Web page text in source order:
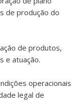
de produção do
de produtos,
e atuação.
operacionais
legal de